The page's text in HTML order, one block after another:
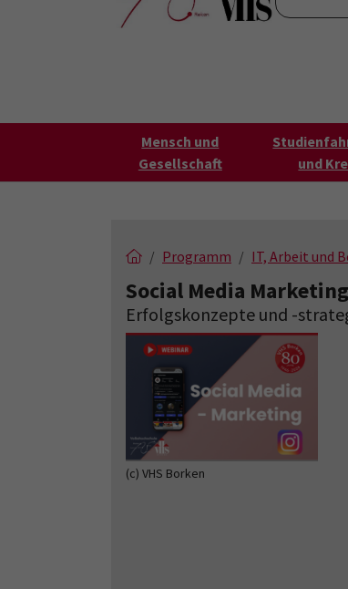
Skip to main contentStartseite Über uns Submenu for
VHS
Mensch und
Gesellschaft
und
Programm IT, Arbeit und
Social Media
Erfolgskonzepte und -
(c) VHS Borken